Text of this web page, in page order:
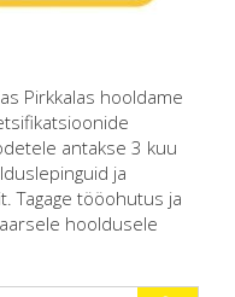
Pirkkalas hooldame
antakse 3 kuu
ja
Tagage tööohutus ja
hooldusele